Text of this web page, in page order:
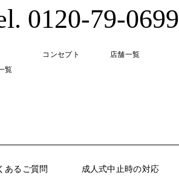
0120-79-0699
覧
コンセプト 店舗一覧
あるご質問 成人式中止時の対応